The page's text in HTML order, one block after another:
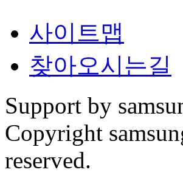
사이트맵
찾아오시는길
Support by
Copyright
reserved.